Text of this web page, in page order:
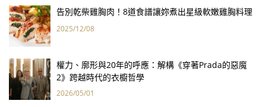
告別乾柴雞胸肉！8道食譜讓妳煮出星級軟嫩雞胸料理
2025/12/08
權力、廓形與20年的呼應：解構《穿著Prada的惡魔
2》跨越時代的衣櫥哲學
2026/05/01